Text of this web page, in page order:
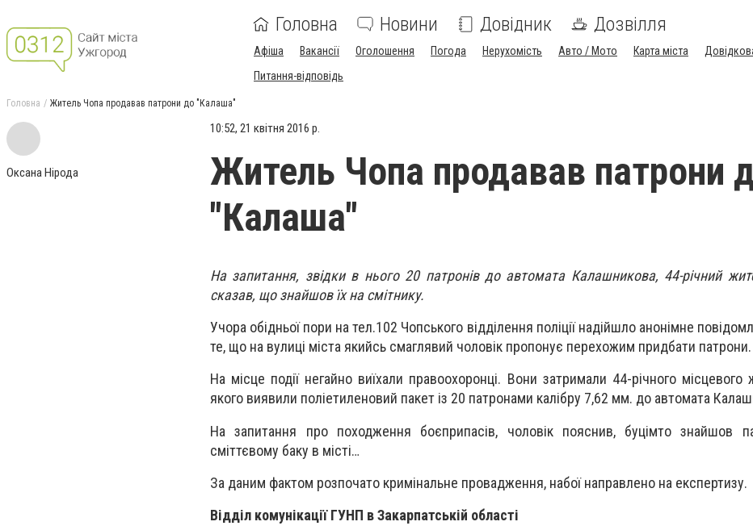
Головна Новини Довідник Дозвілля
Афіша Вакансії Оголошення Погода Нерухомість Авто / Мото Карта міста
Питання-відповідь
Головна Житель Чопа продавав патрони до "Калаша"
Оксана Нірода
10:52, 21 квітня 2016 р.
Житель Чопа продавав патрони
"Калаша"
На запитання, звідки в нього 20 патронів до автомата Калашникова, 44-річний
сказав, що знайшов їх на смітнику.
Учора обідньої пори на тел.102 Чопського відділення поліції надійшло анонімне
те, що на вулиці міста якийсь смаглявий чоловік пропонує перехожим придбати патрони.
На місце події негайно виїхали правоохоронці. Вони затримали 44-річного місцевого
якого виявили поліетиленовий пакет із 20 патронами калібру 7,62 мм. до автомата
На запитання про походження боєприпасів, чоловік пояснив, буцімто знайшов
сміттєвому баку в місті…
За даним фактом розпочато кримінальне провадження, набої направлено на експертизу.
Відділ комунікації ГУНП в Закарпатській області